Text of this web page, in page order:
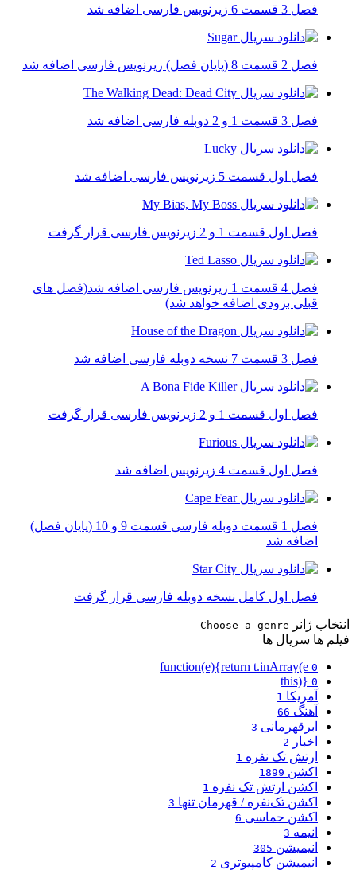
فصل 3 قسمت 6 زیرنویس فارسی اضافه شد
فصل 2 قسمت 8 (پایان فصل) زیرنویس فارسی اضافه شد
فصل 3 قسمت 1 و 2 دوبله فارسی اضافه شد
فصل اول قسمت 5 زیرنویس فارسی اضافه شد
فصل اول قسمت 1 و 2 زیرنویس فارسی قرار گرفت
فصل 4 قسمت 1 زیرنویس فارسی اضافه شد(فصل های
قبلی بزودی اضافه خواهد شد)
فصل 3 قسمت 7 نسخه دوبله فارسی اضافه شد
فصل اول قسمت 1 و 2 زیرنویس فارسی قرار گرفت
فصل اول قسمت 4 زیرنویس اضافه شد
فصل 1 قسمت دوبله فارسی قسمت 9 و 10 (پایان فصل)
اضافه شد
فصل اول کامل نسخه دوبله فارسی قرار گرفت
انتخاب ژانر Choose a genre
فیلم ها سریال ها
function(e){return t.inArray(e 0
this)} 0
آمریکا 1
آهنگ 66
ابرقهرمانی 3
اخبار 2
ارتش تک نفره 1
اکشن 1899
اکشن ارتش تک نفره 1
اکشن تک‌نفره / قهرمان تنها 3
اکشن حماسی 6
انیمه 3
انیمیشن 305
انیمیشن کامپیوتری 2